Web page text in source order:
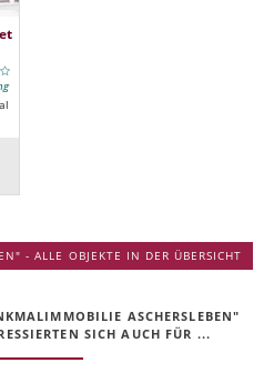
- ALLE OBJEKTE IN DER ÜBERSICHT
ASCHERSLEBEN"
SICH AUCH FÜR ...